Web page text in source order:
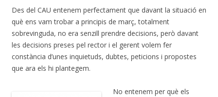
Des del CAU entenem perfectament que davant la situació en
què ens vam trobar a principis de març, totalment
sobrevinguda, no era senzill prendre decisions, però davant
les decisions preses pel rector i el gerent volem fer
constància d’unes inquietuds, dubtes, peticions i propostes
que ara els hi plantegem.
No entenem per què els